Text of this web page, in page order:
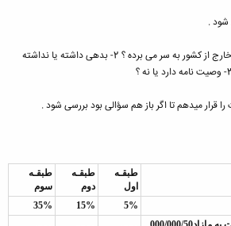
شود .
ا- متوفی ساکن ایران بوده یا در خارج از کشور به سر می برده ؟ 2- بدهی داشته یا نداشته
قرار میدهم تا اگر باز هم سؤالی بود بررسی شود .
طبقـه
اول
طبقـه
دوم
طبقـه
سوم
5%
15%
35%